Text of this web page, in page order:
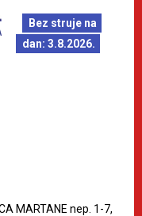
Bez struje na
dan: 3.8.2026.
MARTANE nep. 1-7,